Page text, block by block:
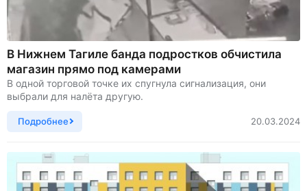
В Нижнем Тагиле банда подростков обчистила
магазин прямо под камерами
В одной торговой точке их спугнула сигнализация, они
выбрали для налёта другую.
Подробнее 20.03.2024